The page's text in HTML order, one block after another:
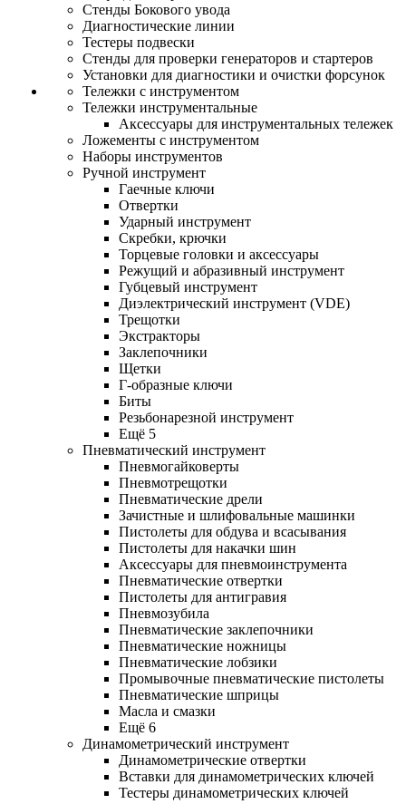
Стенды Бокового увода
Диагностические линии
Тестеры подвески
Стенды для проверки генераторов и стартеров
Установки для диагностики и очистки форсунок
Тележки с инструментом
Тележки инструментальные
Аксессуары для инструментальных тележек
Ложементы с инструментом
Наборы инструментов
Ручной инструмент
Гаечные ключи
Отвертки
Ударный инструмент
Скребки, крючки
Торцевые головки и аксессуары
Режущий и абразивный инструмент
Губцевый инструмент
Диэлектрический инструмент (VDE)
Трещотки
Экстракторы
Заклепочники
Щетки
Г-образные ключи
Биты
Резьбонарезной инструмент
Ещё 5
Пневматический инструмент
Пневмогайковерты
Пневмотрещотки
Пневматические дрели
Зачистные и шлифовальные машинки
Пистолеты для обдува и всасывания
Пистолеты для накачки шин
Аксессуары для пневмоинструмента
Пневматические отвертки
Пистолеты для антигравия
Пневмозубила
Пневматические заклепочники
Пневматические ножницы
Пневматические лобзики
Промывочные пневматические пистолеты
Пневматические шприцы
Масла и смазки
Ещё 6
Динамометрический инструмент
Динамометрические отвертки
Вставки для динамометрических ключей
Тестеры динамометрических ключей